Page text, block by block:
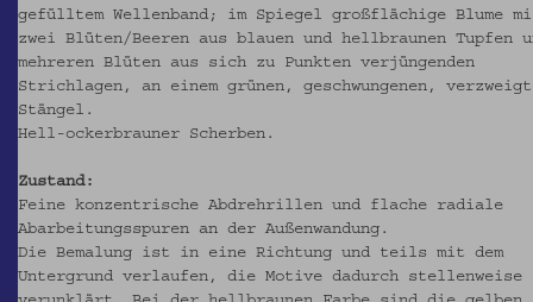
gefülltem Wellenband; im Spiegel großflächige Blume
zwei Blüten/Beeren aus blauen und hellbraunen Tupfen
mehreren Blüten aus sich zu Punkten verjüngenden
Strichlagen, an einem grünen, geschwungenen,
Stängel.
Hell-ockerbrauner Scherben.
Zustand:
Feine konzentrische Abdrehrillen und flache radiale
Abarbeitungsspuren an der Außenwandung.
Die Bemalung ist in eine Richtung und teils mit dem
Untergrund verlaufen, die Motive dadurch stellenweise